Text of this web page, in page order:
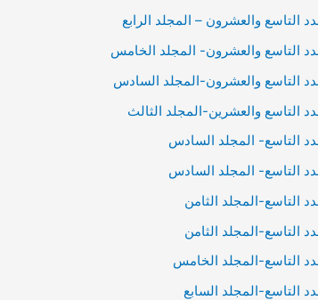
التاسع والعشرون – المجلد الرابع
التاسع والعشرون- المجلد الخامس
التاسع والعشرون-المجلد السادس
التاسع والعشرين-المجلد الثالث
التاسع- المجلد السادس
التاسع- المجلد السادس
التاسع-المجلد الثامن
التاسع-المجلد الثامن
التاسع-المجلد الخامس
التاسع-المجلد السابع